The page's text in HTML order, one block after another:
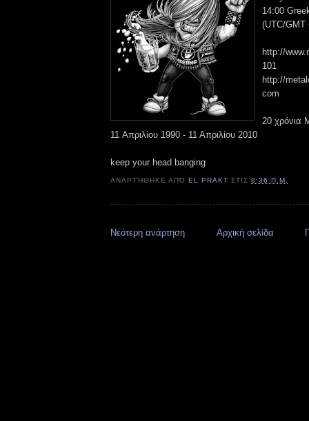
14:00
(UTC/GMT
http://
101
http://
com
20 χρόνια
11 Απριλίου 1990 - 11 Απριλίου 2010
keep your head banging
ΑΝΑΡΤΉΘΗΚΕ ΑΠΌEL PRAKT ΣΤΙΣ8:36 Π.Μ.
Νεότερη ανάρτηση Αρχική σελίδα